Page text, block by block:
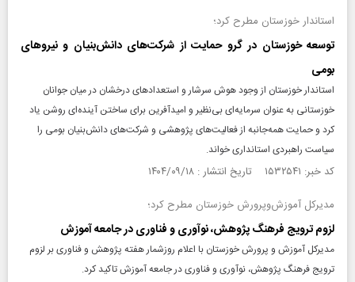
استاندار خوزستان مطرح کرد؛
توسعه خوزستان در گرو حمایت از شرکت‌های دانش‌بنیان و نیروهای
بومی
استاندار خوزستان از وجود هوش سرشار و استعدادهای درخشان در میان جوانان
خوزستانی به عنوان سرمایه‌ای بی‌نظیر و امیدآفرین برای ساختن آینده‌ای روشن یاد
کرد و حمایت همه‌جانبه از فعالیت‌های پژوهشی و شرکت‌های دانش‌بنیان بومی را
سیاست راهبردی استانداری خواند.
کد خبر: ۱۵۳۲۵۴۱ تاریخ انتشار : ۱۴۰۴/۰۹/۱۸
مدیرکل آموزش‌وپرورش خوزستان مطرح کرد؛
لزوم ترویج فرهنگ پژوهش، نوآوری و فناوری در جامعه آموزش
مدیرکل آموزش و پرورش خوزستان با اعلام روزشمار هفته پژوهش و فناوری بر لزوم
ترویج فرهنگ پژوهش، نوآوری و فناوری در جامعه آموزش تاکید کرد.